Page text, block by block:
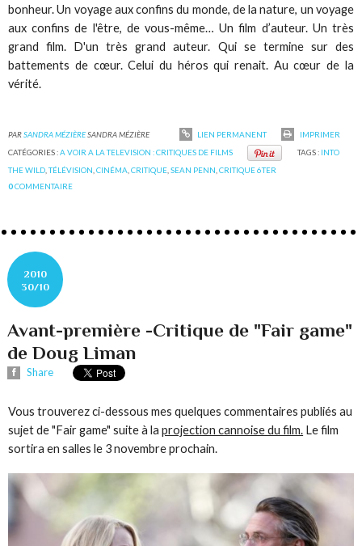
bonheur. Un voyage aux confins du monde, de la nature, un voyage
aux confins de l'être, de vous-même… Un film d’auteur. Un très
grand film. D'un très grand auteur. Qui se termine sur des
battements de cœur. Celui du héros qui renait. Au cœur de la
vérité.
PARSANDRA MÉZIÈRESANDRA MÉZIÈRE LIEN PERMANENT
IMPRIMER
CATÉGORIES :A VOIR A LA TELEVISION : CRITIQUES DE FILMS TAGS : INTO
THE WILD ,TÉLÉVISION ,CINÉMA ,CRITIQUE ,SEAN PENN ,CRITIQUE 6TER
0COMMENTAIRE
2010
30/10
Avant-première -Critique de "Fair game"
de Doug Liman
Share
Vous trouverez ci-dessous mes quelques commentaires publiés au
sujet de "Fair game" suite à laprojection cannoise du film. Le film
sortira en salles le 3 novembre prochain.